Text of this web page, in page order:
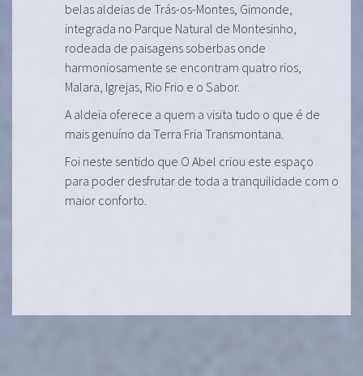
belas aldeias de Trás-os-Montes, Gimonde,
integrada no Parque Natural de Montesinho,
rodeada de paisagens soberbas onde
harmoniosamente se encontram quatro rios,
Malara, Igrejas, Rio Frio e o Sabor.
A aldeia oferece a quem a visita tudo o que é de
mais genuíno da Terra Fria Transmontana.
Foi neste sentido que O Abel criou este espaço
para poder desfrutar de toda a tranquilidade com o
maior conforto.